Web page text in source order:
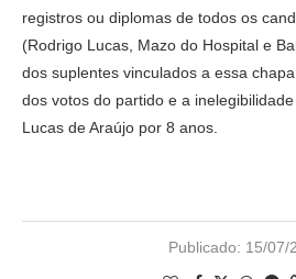
registros ou diplomas de todos os
(Rodrigo Lucas, Mazo do Hospital e
dos suplentes vinculados a essa
dos votos do partido e a
Lucas de Araújo por 8 anos.
Publicado: 15/07/